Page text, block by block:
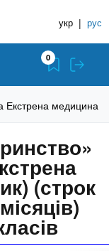
укр | рус
0
медицина /
(строк